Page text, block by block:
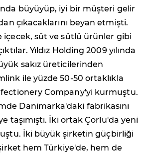
büyüyüp, iyi bir müşteri gelir
çıkacaklarını beyan etmişti.
içecek, süt ve sütlü ürünler gibi
Yıldız Holding 2009 yılında
sakız üreticilerinden
ile yüzde 50-50 ortaklıkla
Company'yi kurmuştu.
Danimarka'daki fabrikasını
taşımıştı. İki ortak Çorlu'da yeni
İki büyük şirketin güçbirliği
hem Türkiye'de, hem de